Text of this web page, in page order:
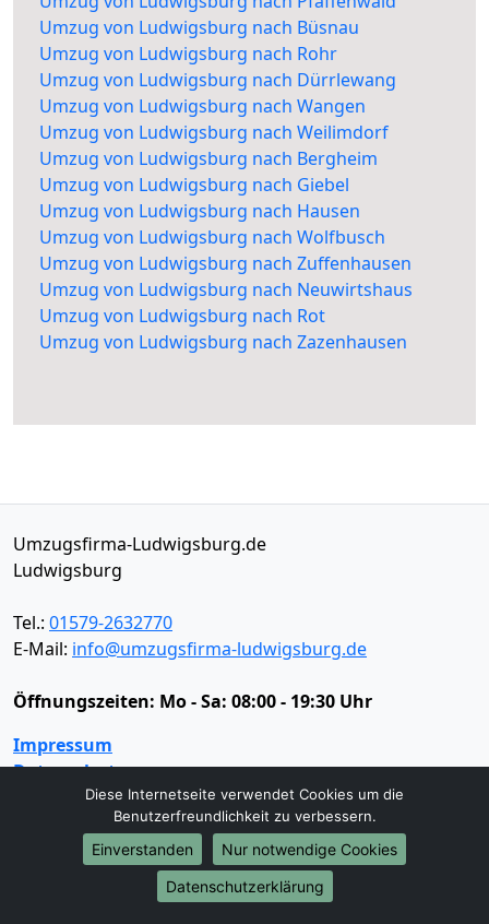
Umzug von Ludwigsburg nach Büsnau
Umzug von Ludwigsburg nach Rohr
Umzug von Ludwigsburg nach Dürrlewang
Umzug von Ludwigsburg nach Wangen
Umzug von Ludwigsburg nach Weilimdorf
Umzug von Ludwigsburg nach Bergheim
Umzug von Ludwigsburg nach Giebel
Umzug von Ludwigsburg nach Hausen
Umzug von Ludwigsburg nach Wolfbusch
Umzug von Ludwigsburg nach Zuffenhausen
Umzug von Ludwigsburg nach Neuwirtshaus
Umzug von Ludwigsburg nach Rot
Umzug von Ludwigsburg nach Zazenhausen
Umzugsfirma-Ludwigsburg.de
Ludwigsburg
Tel.: 01579-2632770
E-Mail: info@umzugsfirma-ludwigsburg.de
Öffnungszeiten: Mo - Sa: 08:00 - 19:30 Uhr
Impressum
Datenschutz
Umzugsservice
Behördenumzug
Büroumzug
Diese Internetseite verwendet Cookies um die
Benutzerfreundlichkeit zu verbessern.
Einverstanden
Nur notwendige Cookies
Datenschutzerklärung